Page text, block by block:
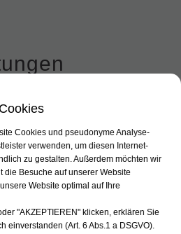
Verhandlungsführung
Banken und
Cookies und pseudonyme Analyse­
verwenden, um diesen Internet­
zu gestalten. Außerdem möchten wir
die Besuche auf unserer Website
Website optimal auf Ihre
"AKZEPTIEREN" klicken, erklären Sie
ein­ver­standen (Art. 6 Abs.1 a DSGVO).